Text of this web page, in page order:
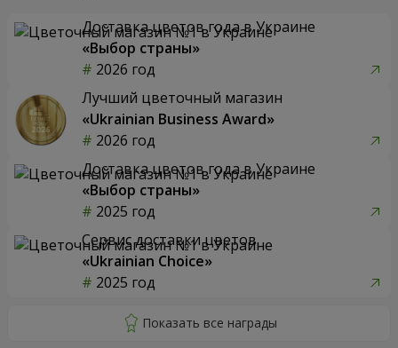
Доставка цветов года в Украине
«Выбор страны»
2026 год
Лучший цветочный магазин
«Ukrainian Business Award»
2026 год
Доставка цветов года в Украине
«Выбор страны»
2025 год
Сервис доставки цветов
«Ukrainian Choice»
2025 год